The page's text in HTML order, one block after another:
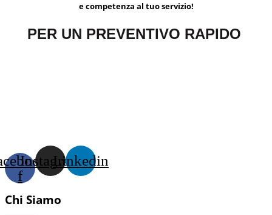
e competenza al tuo servizio!
PER UN PREVENTIVO RAPIDO
f
InstagramLinkedin
Chi Siamo